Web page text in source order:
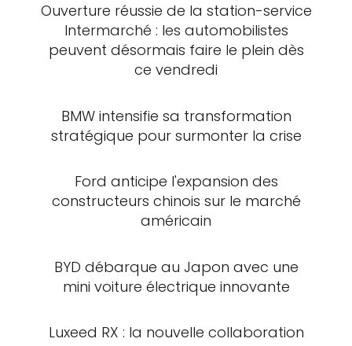
Ouverture réussie de la station-service
Intermarché : les automobilistes
peuvent désormais faire le plein dès
ce vendredi
BMW intensifie sa transformation
stratégique pour surmonter la crise
Ford anticipe l'expansion des
constructeurs chinois sur le marché
américain
BYD débarque au Japon avec une
mini voiture électrique innovante
Luxeed RX : la nouvelle collaboration